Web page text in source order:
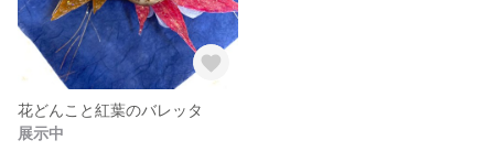
花どんこと紅葉のバレッタ
展示中